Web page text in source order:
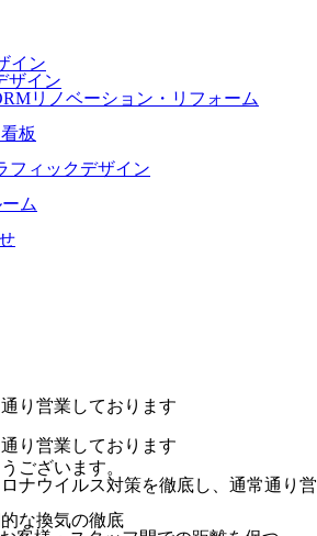
イン
ザイン
リノベーション・リフォーム
板
フィックデザイン
ム
り営業しております
り営業しております
ございます。
ナウイルス対策を徹底し、通常通り営
な換気の徹底